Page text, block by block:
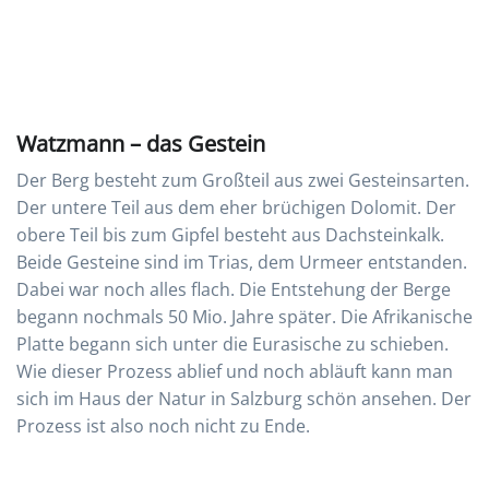
Watzmann – das Gestein
Der Berg besteht zum Großteil aus zwei Gesteinsarten.
Der untere Teil aus dem eher brüchigen Dolomit. Der
obere Teil bis zum Gipfel besteht aus Dachsteinkalk.
Beide Gesteine sind im Trias, dem Urmeer entstanden.
Dabei war noch alles flach. Die Entstehung der Berge
begann nochmals 50 Mio. Jahre später. Die Afrikanische
Platte begann sich unter die Eurasische zu schieben.
Wie dieser Prozess ablief und noch abläuft kann man
sich im Haus der Natur in Salzburg schön ansehen. Der
Prozess ist also noch nicht zu Ende.